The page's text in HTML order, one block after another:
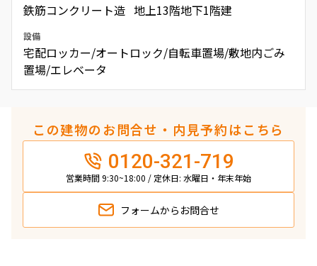
鉄筋コンクリート造 地上13階地下1階建
設備
宅配ロッカー/オートロック/自転車置場/敷地内ごみ
置場/エレベータ
この建物のお問合せ・内見予約はこちら
0120-321-719
営業時間 9:30~18:00 / 定休日: 水曜日・年末年始
フォームから お問合せ